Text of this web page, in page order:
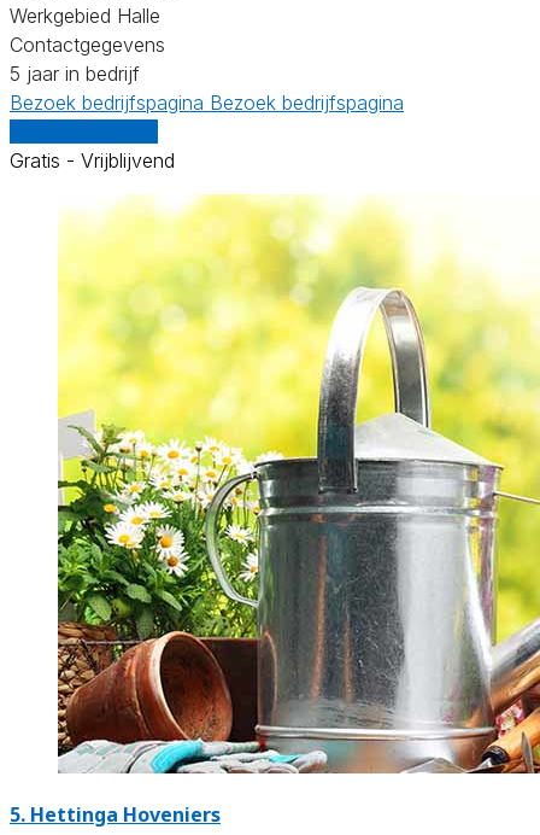
Werkgebied Halle
Contactgegevens
5 jaar in bedrijf
Bezoek bedrijfspagina Bezoek bedrijfspagina
Gratis - Vrijblijvend
5. Hettinga Hoveniers